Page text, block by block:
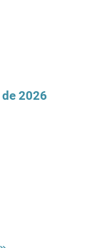
2026